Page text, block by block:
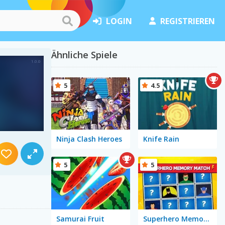
LOGIN REGISTRIEREN
Ähnliche Spiele
Ninja Clash Heroes
5
Knife Rain
4.5
Samurai Fruit
5
Superhero Memory Match
5